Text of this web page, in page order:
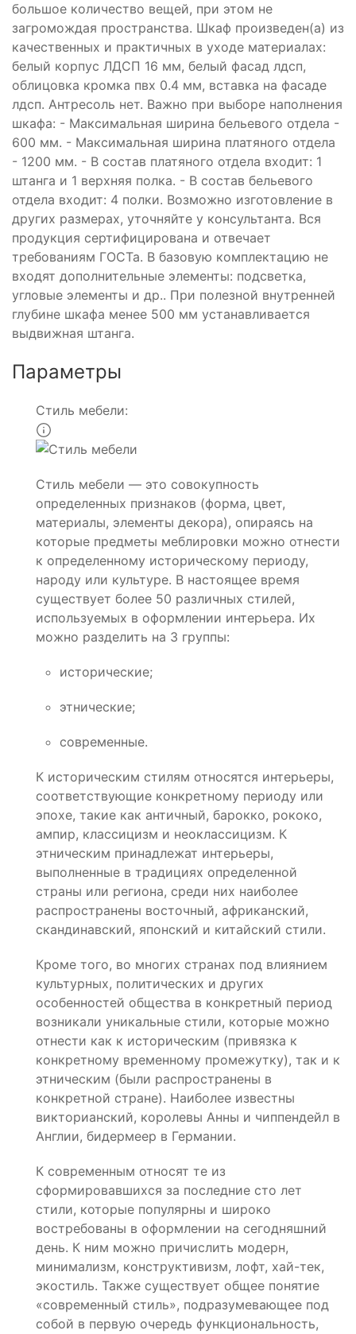
большое количество вещей, при этом не
загромождая пространства. Шкаф произведен(а) из
качественных и практичных в уходе материалах:
белый корпус ЛДСП 16 мм, белый фасад лдсп,
облицовка кромка пвх 0.4 мм, вставка на фасаде
лдсп. Антресоль нет. Важно при выборе наполнения
шкафа: - Максимальная ширина бельевого отдела -
600 мм. - Максимальная ширина платяного отдела
- 1200 мм. - В состав платяного отдела входит: 1
штанга и 1 верхняя полка. - В состав бельевого
отдела входит: 4 полки. Возможно изготовление в
других размерах, уточняйте у консультанта. Вся
продукция сертифицирована и отвечает
требованиям ГОСТа. В базовую комплектацию не
входят дополнительные элементы: подсветка,
угловые элементы и др.. При полезной внутренней
глубине шкафа менее 500 мм устанавливается
выдвижная штанга.
Параметры
Стиль мебели:
Стиль мебели — это совокупность
определенных признаков (форма, цвет,
материалы, элементы декора), опираясь на
которые предметы меблировки можно отнести
к определенному историческому периоду,
народу или культуре. В настоящее время
существует более 50 различных стилей,
используемых в оформлении интерьера. Их
можно разделить на 3 группы:
исторические;
этнические;
современные.
К историческим стилям относятся интерьеры,
соответствующие конкретному периоду или
эпохе, такие как античный, барокко, рококо,
ампир, классицизм и неоклассицизм. К
этническим принадлежат интерьеры,
выполненные в традициях определенной
страны или региона, среди них наиболее
распространены восточный, африканский,
скандинавский, японский и китайский стили.
Кроме того, во многих странах под влиянием
культурных, политических и других
особенностей общества в конкретный период
возникали уникальные стили, которые можно
отнести как к историческим (привязка к
конкретному временному промежутку), так и к
этническим (были распространены в
конкретной стране). Наиболее известны
викторианский, королевы Анны и чиппендейл в
Англии, бидермеер в Германии.
К современным относят те из
сформировавшихся за последние сто лет
стили, которые популярны и широко
востребованы в оформлении на сегодняшний
день. К ним можно причислить модерн,
минимализм, конструктивизм, лофт, хай-тек,
экостиль. Также существует общее понятие
«современный стиль», подразумевающее под
собой в первую очередь функциональность,